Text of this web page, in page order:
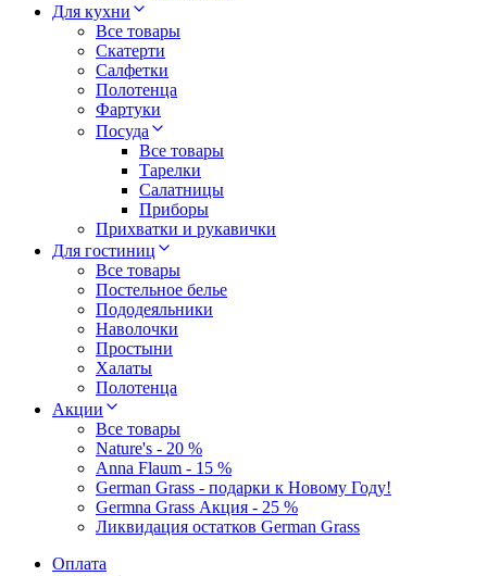
Для кухни
Все товары
Скатерти
Салфетки
Полотенца
Фартуки
Посуда
Все товары
Тарелки
Салатницы
Приборы
Прихватки и рукавички
Для гостиниц
Все товары
Постельное белье
Пододеяльники
Наволочки
Простыни
Халаты
Полотенца
Акции
Все товары
Nature's - 20 %
Anna Flaum - 15 %
German Grass - подарки к Новому Году!
Germna Grass Акция - 25 %
Ликвидация остатков German Grass
Оплата